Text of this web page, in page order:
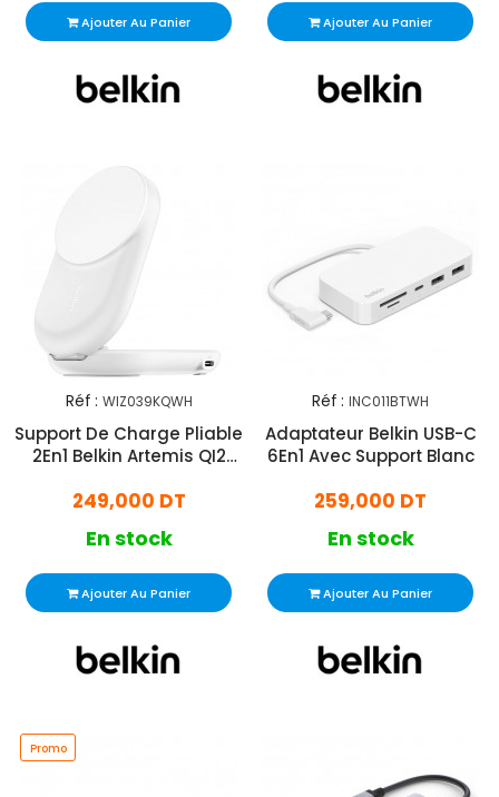
Ajouter Au Panier Ajouter Au Panier
Réf : WIZ039KQWH
Support De Charge Pliable
2En1 Belkin Artemis QI2
249,000 DT
En stock
Ajouter Au Panier
Réf : INC011BTWH
Adaptateur Belkin USB-C
6En1 Avec Support Blanc
259,000 DT
En stock
Ajouter Au Panier
Promo